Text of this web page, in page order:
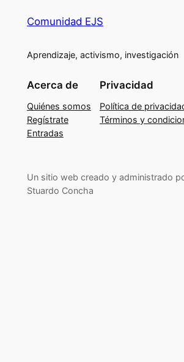
Comunidad EJS
Aprendizaje, activismo, investigación
Acerca de
Quiénes somos
Regístrate
Entradas
Privacidad
Política de
Términos y
Un sitio web creado y administrado
Stuardo Concha